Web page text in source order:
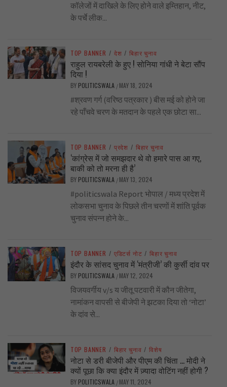
कॉलेजों में दाखिले के लिए होने वाले इम्तिहान, नीट,
के पर्चे लीक...
TOP BANNER / देश / बिहार चुनाव
राहुल रायबरेली के हुए ! सोनिया गांधी ने बेटा सौंप
दिया !
BY POLITICSWALA / MAY 18, 2024
#श्रवण गर्ग (वरिष्ठ पत्रकार ) बीस मई को होने जा
रहे पाँचवे चरण के मतदान के पहले एक छोटा सा...
TOP BANNER / प्रदेश / बिहार चुनाव
‘कांग्रेस में जो समझदार थे वो हमारे पास आ गए,
बाकी को तो मरना ही है’
BY POLITICSWALA / MAY 13, 2024
#politicswala Report भोपाल / मध्य प्रदेश में
लोकसभा चुनाव के पिछले तीन चरणों में शांति पूर्वक
चुनाव संपन्न होने के...
TOP BANNER / एडिटर्स नोट / बिहार चुनाव
इंदौर के सांसद चुनाव में ‘मंत्रीजी’ की कुर्सी दांव पर
BY POLITICSWALA / MAY 12, 2024
विजयवर्गीय v/s य जीतू पटवारी में कौन जीतेगा,
नामांकन वापसी से बीजेपी ने झटका दिया तो ‘नोटा’
के दांव से...
TOP BANNER / बिहार चुनाव / विशेष
नोटा से डरी बीजेपी और पीएम की चिंता … मोदी ने
क्यों पूछा कि क्या इंदौर में ज़्यादा वोटिंग नहीं होगी ?
BY POLITICSWALA / MAY 11, 2024